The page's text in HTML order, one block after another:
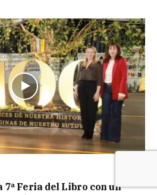
Feria del Libro con un